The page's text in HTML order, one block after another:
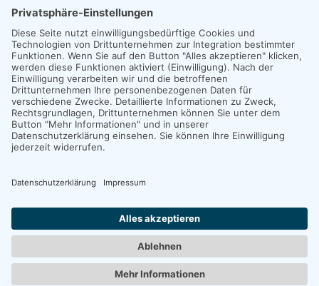
Impressum
Datenschutz
Unexpected Application Error!
crypto.randomUUID is not a function
TypeError: crypto.randomUUID is not a function
at JS.mc.suspense (https://search-
at https://search-interface.branchly.io/
at https://search-interface.branchly.io/
at https://search-interface.branchly.io/
at https://search-interface.branchly.io/
at https://search-interface.branchly.io/
at JS (https://search-interface.branchly.io/